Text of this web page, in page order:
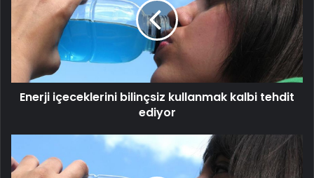
kullanmak
kalbi
tehdit
ediyor
Enerji içeceklerini bilinçsiz kullanmak kalbi tehdit
ediyor
içecekleri
kalp